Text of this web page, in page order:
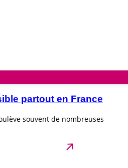
partout en France
souvent de nombreuses